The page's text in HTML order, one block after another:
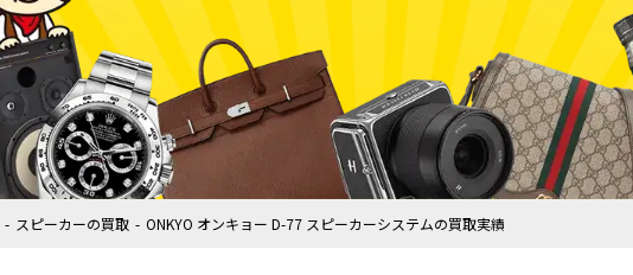
スピーカーの買取 ONKYO オンキョー D-77 スピーカーシステムの買取実績